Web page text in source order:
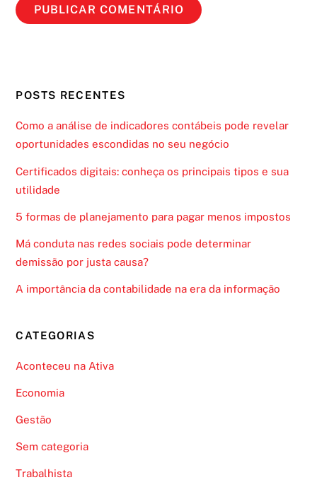
POSTS RECENTES
Como a análise de indicadores contábeis pode revelar
oportunidades escondidas no seu negócio
Certificados digitais: conheça os principais tipos e sua
utilidade
5 formas de planejamento para pagar menos impostos
Má conduta nas redes sociais pode determinar
demissão por justa causa?
A importância da contabilidade na era da informação
CATEGORIAS
Aconteceu na Ativa
Economia
Gestão
Sem categoria
Trabalhista